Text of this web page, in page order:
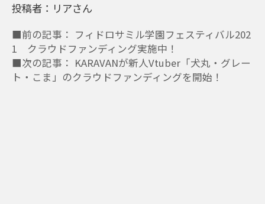
投稿者：リアさん
■前の記事： フィドロサミル学園フェスティバル202
1 クラウドファンディング実施中！
■次の記事： KARAVANが新人Vtuber「犬丸・グレー
ト・こま」のクラウドファンディングを開始！